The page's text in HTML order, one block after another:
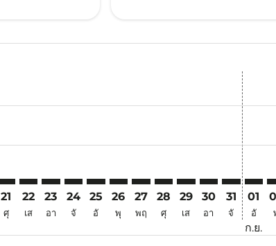
ILO–PKU: cmp-view-offers-disclaimer. ค้นหาข้อเสนอ
21
ศุ
ILO–PKU: cmp-view-offers-disclaimer. ค้นหาข้อเสนอ
22
เส
ILO–PKU: cmp-view-offers-disclaimer. ค้นหาข้
23
อา
ILO–PKU: cmp-view-offers-disclaimer. ค้
24
จั
ILO–PKU: cmp-view-offers-
25
อั
ILO–PKU: cmp-view-offers-
26
พุ
ILO–PKU: cmp-view-
27
พฤ
ILO–PKU: cmp-view-
28
ศุ
ILO–PKU: cmp-
29
เส
ILO–PKU:
30
อา
31
จั
01
อั
ก.ย.